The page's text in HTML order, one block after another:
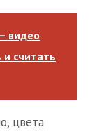
видео
считать
цвета